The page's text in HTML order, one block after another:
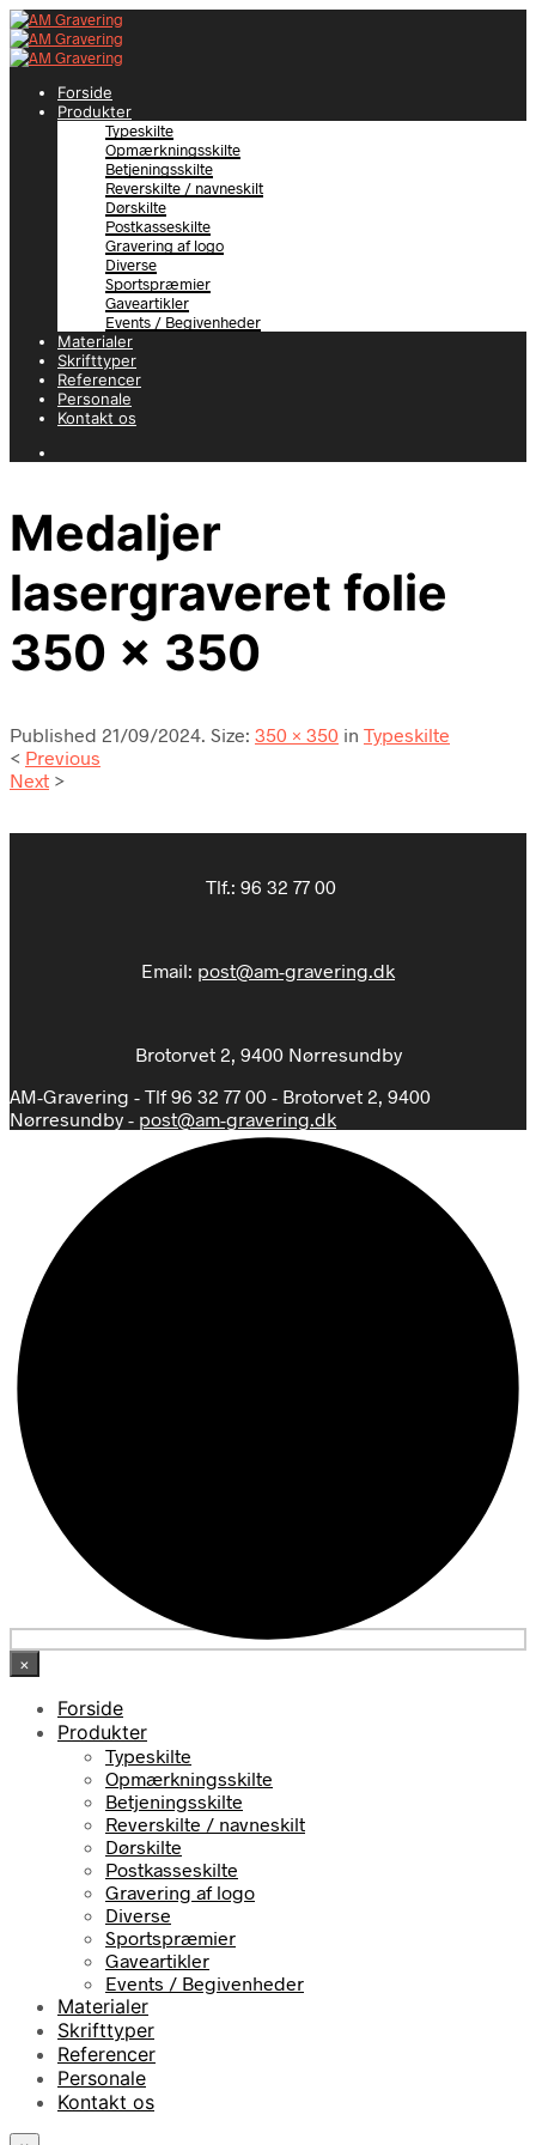
Forside
Produkter
Typeskilte
Opmærkningsskilte
Betjeningsskilte
Reverskilte / navneskilt
Dørskilte
Postkasseskilte
Gravering af logo
Diverse
Sportspræmier
Gaveartikler
Events / Begivenheder
Materialer
Skrifttyper
Referencer
Personale
Kontakt os
Medaljer
lasergraveret folie
350 x 350
Published 21/09/2024. Size: 350 × 350 in Typeskilte
< Previous
Next >
Tlf.: 96 32 77 00
Email: post@am-gravering.dk
Brotorvet 2, 9400 Nørresundby
AM-Gravering - Tlf 96 32 77 00 - Brotorvet 2, 9400
Nørresundby - post@am-gravering.dk
×
Forside
Produkter
Typeskilte
Opmærkningsskilte
Betjeningsskilte
Reverskilte / navneskilt
Dørskilte
Postkasseskilte
Gravering af logo
Diverse
Sportspræmier
Gaveartikler
Events / Begivenheder
Materialer
Skrifttyper
Referencer
Personale
Kontakt os